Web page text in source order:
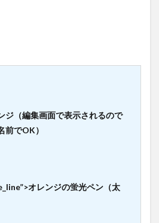
ジ（編集画面で表示されるので
前でOK）
オレンジの蛍光ペン（太